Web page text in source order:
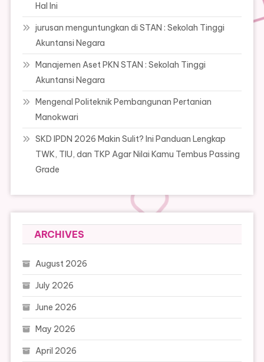
Hal Ini
jurusan menguntungkan di STAN : Sekolah Tinggi
Akuntansi Negara
Manajemen Aset PKN STAN : Sekolah Tinggi
Akuntansi Negara
Mengenal Politeknik Pembangunan Pertanian
Manokwari
SKD IPDN 2026 Makin Sulit? Ini Panduan Lengkap
TWK, TIU, dan TKP Agar Nilai Kamu Tembus Passing
Grade
ARCHIVES
August 2026
July 2026
June 2026
May 2026
April 2026